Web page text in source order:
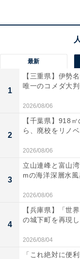
心して使用できる
ユーザーからは「
本当に長持ちする
で、「持ち運ぶに
でも本格的な音質
ーカーを探してい
です。
あわせて読みたい
【
ウン
最新
1
【三重県】伊勢
唯一のコメダ大
2026/08/06
2
【千葉県】918
ら、廃校をリノ
2026/08/06
3
立山連峰と富山
mの海洋深層水
2026/08/06
4
【兵庫県】「世
の城下町を再現
2026/08/04
「これ絶対に便